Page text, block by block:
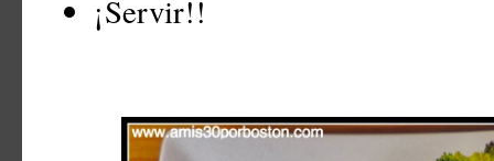
¡Servir!!